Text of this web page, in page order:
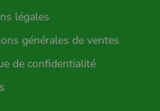
légales
générales de ventes
de confidentialité